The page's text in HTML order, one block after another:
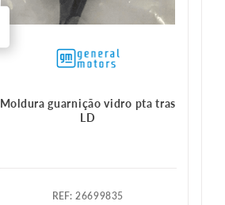
Moldura guarnição vidro pta tras
LD
:26699835